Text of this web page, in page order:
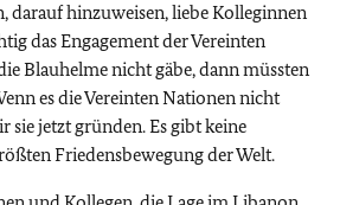
darauf hinzuweisen, liebe Kolleginnen
das Engagement der Vereinten
Blauhelme nicht gäbe, dann müssten
es die Vereinten Nationen nicht
sie jetzt gründen. Es gibt keine
Friedensbewegung der Welt.